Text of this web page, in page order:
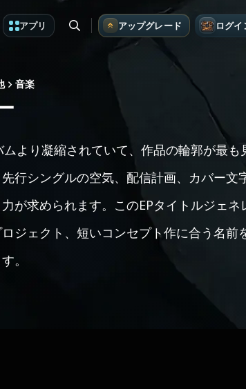
アプリ アップグレード ログイ
音楽
より凝縮されていて、作品の輪郭が最も
行シングルの空気、配信計画、カバー文
が求められます。このEPタイトルジェネ
ジェクト、短いコンセプト作に合う名前
。